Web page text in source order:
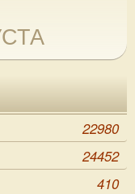
22980
24452
410